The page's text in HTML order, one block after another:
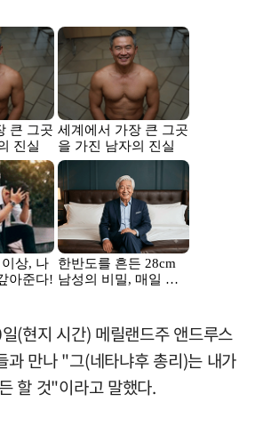
(현지 시간) 메릴랜드주 앤드루스
과 만나 "그(네타냐후 총리)는 내가
할 것"이라고 말했다.